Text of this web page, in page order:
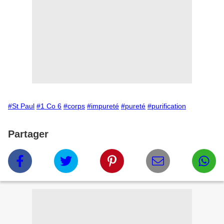
#St Paul #1 Co 6 #corps #impureté #pureté #purification
Partager